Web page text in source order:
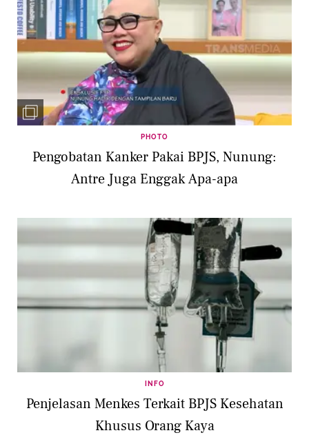
PHOTO
Pengobatan Kanker Pakai BPJS, Nunung:
Antre Juga Enggak Apa-apa
INFO
Penjelasan Menkes Terkait BPJS Kesehatan
Khusus Orang Kaya